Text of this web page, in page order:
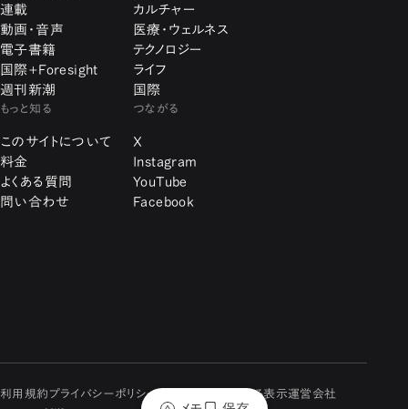
連載
動画・音声
電子書籍
国際+Foresight
週刊新潮
カルチャー
医療・ウェルネス
テクノロジー
ライフ
国際
もっと知る
このサイトについて
料金
よくある質問
問い合わせ
つながる
X
Instagram
YouTube
Facebook
利用規約 プライバシーポリシー 特定商取引に関する表示運営会社